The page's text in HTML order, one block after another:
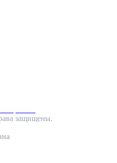
защищены.